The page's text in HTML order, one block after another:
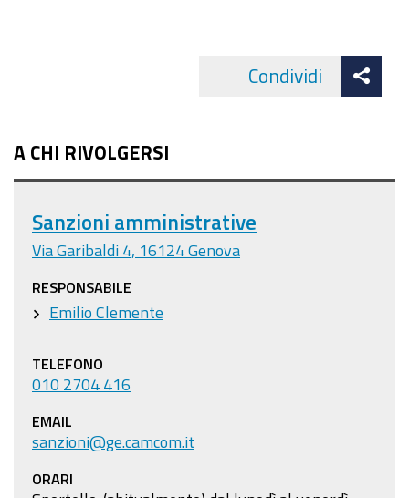
Condividi
A CHI RIVOLGERSI
Sanzioni amministrative
Via Garibaldi 4, 16124 Genova
RESPONSABILE
Emilio Clemente
TELEFONO
010 2704 416
EMAIL
sanzioni@ge.camcom.it
ORARI